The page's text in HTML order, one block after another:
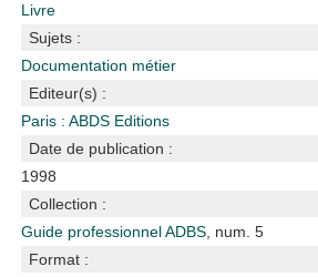
Livre
Sujets :
Documentation métier
Editeur(s) :
Paris : ABDS Editions
Date de publication :
1998
Collection :
Guide professionnel ADBS , num. 5
Format :